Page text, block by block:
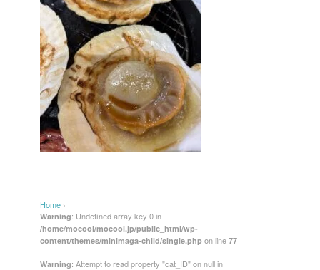
Home ›
Warning: Undefined array key 0 in
/home/mocool/mocool.jp/public_html/wp-
content/themes/minimaga-child/single.php on line 77
Warning: Attempt to read property "cat_ID" on null in